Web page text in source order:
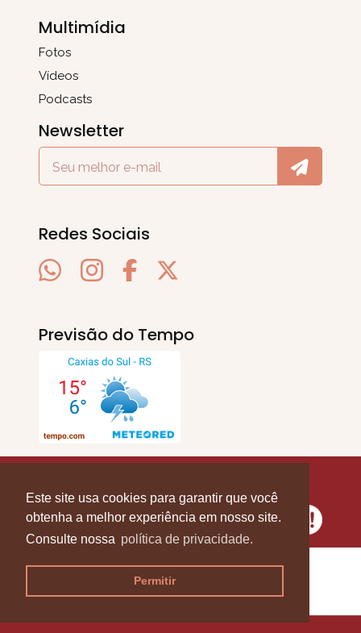
Este site usa cookies para garantir que você
obtenha a melhor experiência em nosso site.
Consulte nossa política de privacidade.
Permitir
Multimídia
Fotos
Vídeos
Podcasts
Newsletter
Redes Sociais
Previsão do Tempo
Direitos Reservados.